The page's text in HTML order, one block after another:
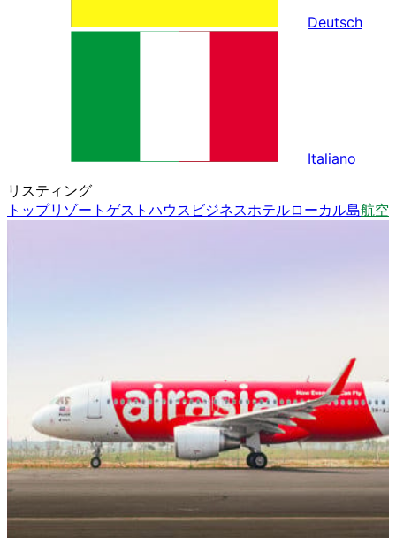
Deutsch
Italiano
リスティング
トップリゾート ゲストハウス ビジネスホテルローカル島航空